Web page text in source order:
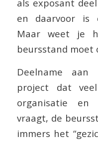
als exposant
en daarvoor is
Maar weet je
beursstand moet
Deelname
project dat
organisatie en
vraagt, de
immers het